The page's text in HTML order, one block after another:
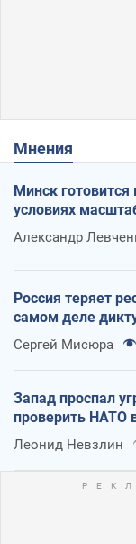
Мнения
Минск
условиях
Александр
Россия теряет
самом деле
Сергей Мисюра
Запад проспал
проверить НАТО
Леонид Невзлин